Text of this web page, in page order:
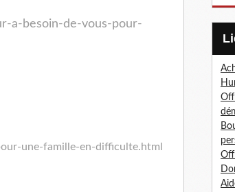
a-besoin-de-vous-pour-
une-famille-en-difficulte.html